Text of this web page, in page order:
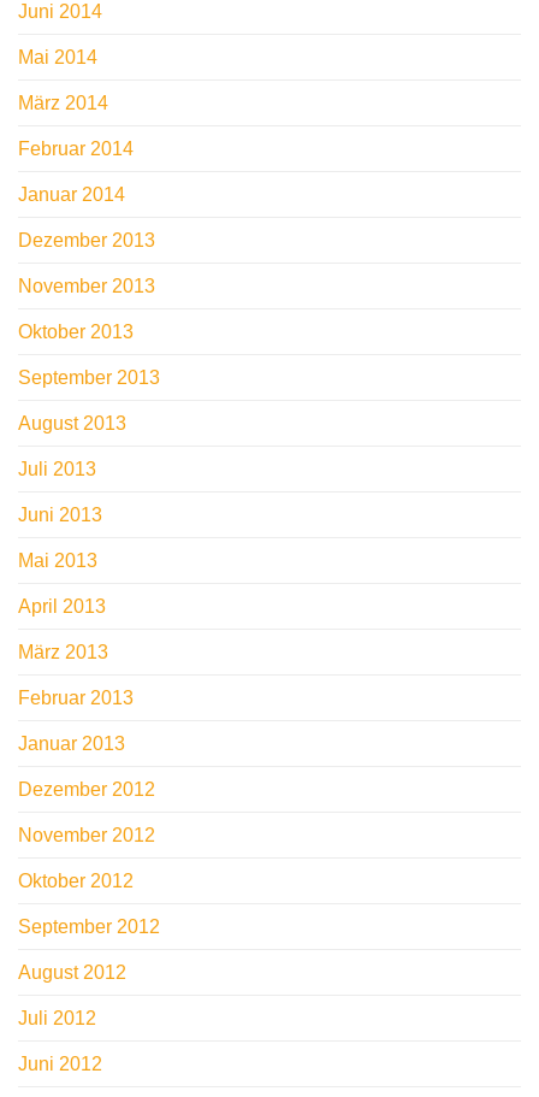
Juni 2014
Mai 2014
März 2014
Februar 2014
Januar 2014
Dezember 2013
November 2013
Oktober 2013
September 2013
August 2013
Juli 2013
Juni 2013
Mai 2013
April 2013
März 2013
Februar 2013
Januar 2013
Dezember 2012
November 2012
Oktober 2012
September 2012
August 2012
Juli 2012
Juni 2012